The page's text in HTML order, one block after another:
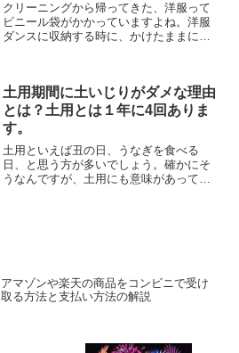
クリーニングから帰ってきた、洋服って
ビニール袋がかかっていますよね。洋服
ダンスに収納する時に、かけたままにし
したが、友人のクリーニン...
土用期間に土いじりがダメな理由
とは？土用とは１年に4回ありま
す。
土用といえば丑の日、うなぎを食べる
日、と思う方が多いでしょう。確かにそ
うなんですが、土用にも意味があって、
アマゾンや楽天の商品をコンビニで受け
取る方法と支払い方法の解説